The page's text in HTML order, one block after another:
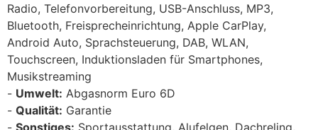
Radio, Telefonvorbereitung, USB-Anschluss, MP3,
Bluetooth, Freisprecheinrichtung, Apple CarPlay,
Android Auto, Sprachsteuerung, DAB, WLAN,
Touchscreen, Induktionsladen für Smartphones,
Musikstreaming
Umwelt: Abgasnorm Euro 6D
Qualität: Garantie
Sonstiges: Sportausstattung, Alufelgen, Dachreling,